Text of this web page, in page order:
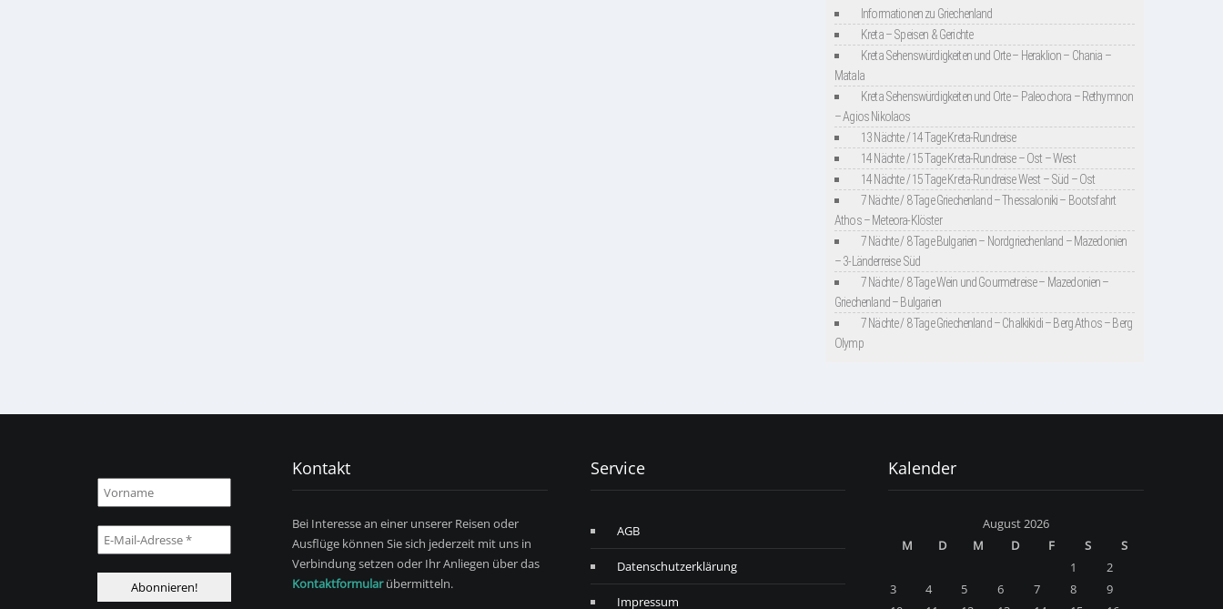
Informationen zu Griechenland
Kreta – Speisen & Gerichte
Kreta Sehenswürdigkeiten und Orte – Heraklion – Chania –
Matala
Kreta Sehenswürdigkeiten und Orte – Paleochora – Rethymnon
– Agios Nikolaos
13 Nächte / 14 Tage Kreta-Rundreise
14 Nächte / 15 Tage Kreta-Rundreise – Ost – West
14 Nächte / 15 Tage Kreta-Rundreise West – Süd – Ost
7 Nächte / 8 Tage Griechenland – Thessaloniki – Bootsfahrt
Athos – Meteora-Klöster
7 Nächte / 8 Tage Bulgarien – Nordgriechenland – Mazedonien
– 3-Länderreise Süd
7 Nächte / 8 Tage Wein und Gourmetreise – Mazedonien –
Griechenland – Bulgarien
7 Nächte / 8 Tage Griechenland – Chalkikidi – Berg Athos – Berg
Olymp
Kontakt
Bei Interesse an einer unserer Reisen oder
Ausflüge können Sie sich jederzeit mit uns in
Verbindung setzen oder Ihr Anliegen über das
Kontaktformularübermitteln.
Service
AGB
Datenschutzerklärung
Impressum
Kalender
August 2026
M
D M D F S
S
1
2
3
4 5 6 7 8
9